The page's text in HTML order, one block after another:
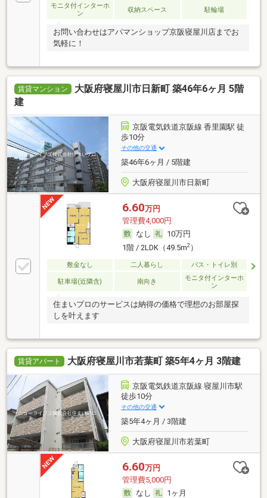
モニタ付インターホ
ン
収納スペース 駐輪場
お問い合わせはアパマンショップ京阪寝屋川店までお
気軽に！
賃貸マンション
大阪府寝屋川市日新町 築46年6ヶ月 5階
建
京阪電気鉄道京阪線 香里園駅 徒
歩10分
その他の交通
築46年6ヶ月 / 5階建
大阪府寝屋川市日新町
6.60万円
管理費4,000円
なし
10万円
1階 / 2LDK（49.5m2）
敷金なし 二人暮らし バス・トイレ別
駐車場(近隣含) 南向き
モニタ付インターホ
ン
住まいプロのサービスは納得の価格で理想のお部屋探
しを叶えます
賃貸アパート 大阪府寝屋川市若葉町 築5年4ヶ月 3階建
京阪電気鉄道京阪線 寝屋川市駅
徒歩10分
その他の交通
築5年4ヶ月 / 3階建
大阪府寝屋川市若葉町
6.60万円
管理費5,000円
なし
1ヶ月